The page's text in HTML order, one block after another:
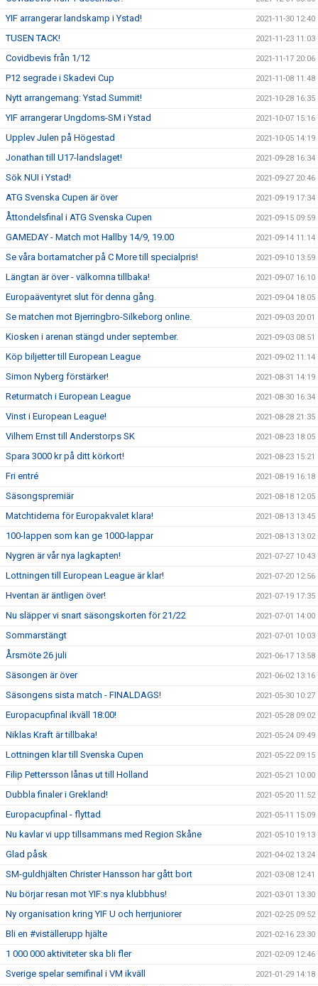
YIF arrangerar landskamp i Ystad! 2021-11-30 12:40
TUSEN TACK! 2021-11-23 11:03
Covidbevis från 1/12 2021-11-17 20:06
P12 segrade i Skadevi Cup 2021-11-08 11:48
Nytt arrangemang: Ystad Summit! 2021-10-28 16:35
YIF arrangerar Ungdoms-SM i Ystad 2021-10-07 15:16
Upplev Julen på Högestad 2021-10-05 14:19
Jonathan till U17-landslaget! 2021-09-28 16:34
Sök NUI i Ystad! 2021-09-27 20:46
ATG Svenska Cupen är över 2021-09-19 17:34
Åttondelsfinal i ATG Svenska Cupen 2021-09-15 09:59
GAMEDAY - Match mot Hallby 14/9, 19.00 2021-09-14 11:14
Se våra bortamatcher på C More till specialpris! 2021-09-10 13:59
Längtan är över - välkomna tillbaka! 2021-09-07 16:10
Europaäventyret slut för denna gång. 2021-09-04 18:05
Se matchen mot Bjerringbro-Silkeborg online. 2021-09-03 20:01
Kiosken i arenan stängd under september. 2021-09-03 08:51
Köp biljetter till European League 2021-09-02 11:14
Simon Nyberg förstärker! 2021-08-31 14:19
Returmatch i European League 2021-08-30 16:34
Vinst i European League! 2021-08-28 21:35
Vilhem Ernst till Anderstorps SK 2021-08-23 18:05
Spara 3000 kr på ditt körkort! 2021-08-23 15:21
Fri entré 2021-08-19 16:18
Säsongspremiär 2021-08-18 12:05
Matchtiderna för Europakvalet klara! 2021-08-13 13:45
100-lappen som kan ge 1000-lappar 2021-08-13 13:02
Nygren är vår nya lagkapten! 2021-07-27 10:43
Lottningen till European League är klar! 2021-07-20 12:56
Hventan är äntligen över! 2021-07-19 17:35
Nu släpper vi snart säsongskorten för 21/22 2021-07-01 14:00
Sommarstängt 2021-07-01 10:03
Årsmöte 26 juli 2021-06-17 13:58
Säsongen är över 2021-06-02 13:16
Säsongens sista match - FINALDAGS! 2021-05-30 10:27
Europacupfinal ikväll 18:00! 2021-05-28 09:02
Niklas Kraft är tillbaka! 2021-05-24 09:49
Lottningen klar till Svenska Cupen 2021-05-22 09:15
Filip Pettersson lånas ut till Holland 2021-05-21 10:00
Dubbla finaler i Grekland! 2021-05-20 11:52
Europacupfinal - flyttad 2021-05-11 15:09
Nu kavlar vi upp tillsammans med Region Skåne 2021-05-10 19:13
Glad påsk 2021-04-02 13:24
SM-guldhjälten Christer Hansson har gått bort 2021-03-08 12:41
Nu börjar resan mot YIF:s nya klubbhus! 2021-03-01 13:30
Ny organisation kring YIF U och herrjuniorer 2021-02-25 09:52
Bli en #viställerupp hjälte 2021-02-16 23:30
1 000 000 aktiviteter ska bli fler 2021-02-09 12:46
Sverige spelar semifinal i VM ikväll 2021-01-29 14:18